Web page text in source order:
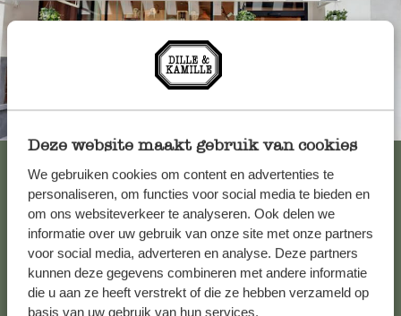
Deze website maakt gebruik van cookies
We gebruiken cookies om content en advertenties te
personaliseren, om functies voor social media te bieden en
om ons websiteverkeer te analyseren. Ook delen we
informatie over uw gebruik van onze site met onze partners
voor social media, adverteren en analyse. Deze partners
kunnen deze gegevens combineren met andere informatie
die u aan ze heeft verstrekt of die ze hebben verzameld op
basis van uw gebruik van hun services.
Service clientèle
Pour toute question ou demande de conseil ou d’aide,
veuillez contacter notre service clientèle. Ou retrouvez ici